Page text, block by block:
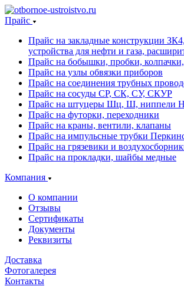
Прайс
Прайс на закладные конструкции
устройства для нефти и газа,
Прайс на бобышки, пробки,
Прайс на узлы обвязки приборов
Прайс на соединения трубных
Прайс на сосуды СР, СК, СУ, СКУР
Прайс на штуцеры Шц, Ш, ниппели
Прайс на футорки, переходники
Прайс на краны, вентили, клапаны
Прайс на импульсные трубки
Прайс на грязевики и
Прайс на прокладки, шайбы медные
Компания
О компании
Отзывы
Сертификаты
Документы
Реквизиты
Доставка
Фотогалерея
Контакты